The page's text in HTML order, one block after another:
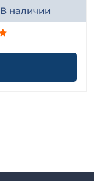
В наличии